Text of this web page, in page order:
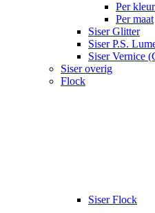
Per kleur
Per maat
Siser Glitter
Siser P.S.
Siser Vernice
Siser overig
Flock
Siser Flock